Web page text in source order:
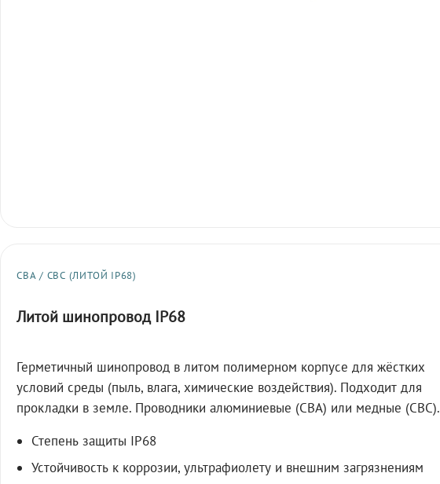
СВА / СВС (ЛИТОЙ IP68)
Литой шинопровод IP68
Герметичный шинопровод в литом полимерном корпусе для жёстких
условий среды (пыль, влага, химические воздействия). Подходит для
прокладки в земле. Проводники алюминиевые (СВА) или медные (СВС).
Степень защиты IP68
Устойчивость к коррозии, ультрафиолету и внешним загрязнениям